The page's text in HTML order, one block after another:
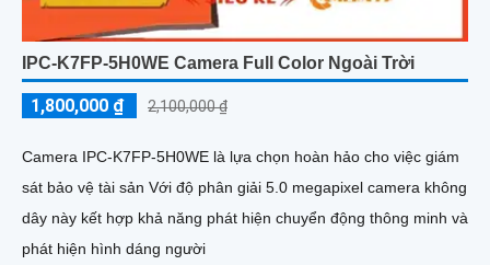
IPC-K7FP-5H0WE Camera Full Color Ngoài Trời
1,800,000 ₫ 2,100,000 ₫
Camera IPC-K7FP-5H0WE là lựa chọn hoàn hảo cho việc giám
sát bảo vệ tài sản Với độ phân giải 5.0 megapixel camera không
dây này kết hợp khả năng phát hiện chuyển động thông minh và
phát hiện hình dáng người